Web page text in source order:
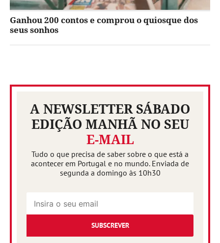
Ganhou 200 contos e comprou o quiosque dos
seus sonhos
A NEWSLETTER SÁBADO
EDIÇÃO MANHÃ NO SEU
E-MAIL
Tudo o que precisa de saber sobre o que está a
acontecer em Portugal e no mundo. Enviada de
segunda a domingo às 10h30
SUBSCREVER